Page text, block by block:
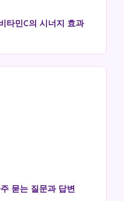
타민C의 시너지 효과
묻는 질문과 답변